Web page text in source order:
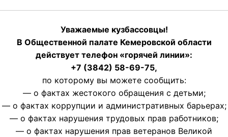
Уважаемые кузбассовцы!
В Общественной палате Кемеровской области
действует телефон «горячей линии»:
+7 (3842) 58-69-75,
по которому вы можете сообщить:
— о фактах жестокого обращения с детьми;
— о фактах коррупции и административных барьерах;
— о фактах нарушения трудовых прав работников;
— о фактах нарушения прав ветеранов Великой